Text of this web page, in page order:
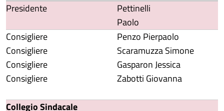
Presidente
Pettinelli
Paolo
Consigliere
Penzo Pierpaolo
Consigliere
Scaramuzza Simone
Consigliere
Gasparon Jessica
Consigliere
Zabotti Giovanna
Collegio Sindacale